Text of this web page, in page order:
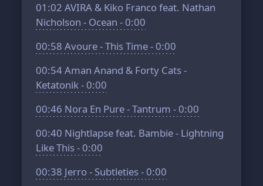
01:02 AVIRA & Kiko Franco feat. Nathan
Nicholson - Ocean - 0:00
00:58 Avoure - This Time - 0:00
00:54Aman Anand & Forty Cats -
Ketatonik - 0:00
00:46 Nora En Pure - Tantrum - 0:00
00:40 Nightlapse feat. Bambie - Lightning
Like This - 0:00
00:38 Jerro - Subtleties - 0:00